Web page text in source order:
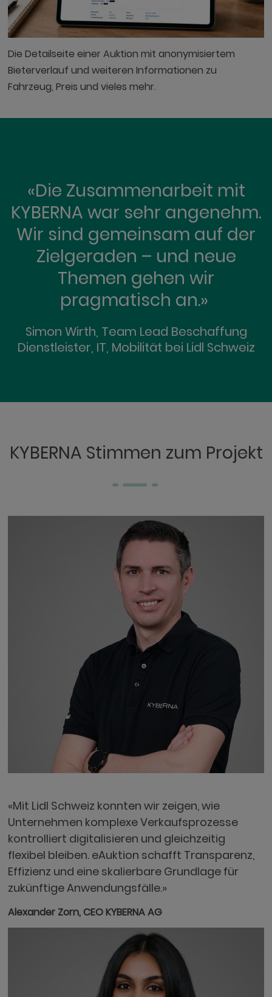
Die Detailseite einer Auktion mit anonymisiertem
Bieterverlauf und weiteren Informationen zu
Fahrzeug, Preis und vieles mehr.
«Die Zusammenarbeit mit
KYBERNA war sehr angenehm.
Wir sind gemeinsam auf der
Zielgeraden – und neue
Themen gehen wir
pragmatisch an.»
Simon Wirth, Team Lead Beschaffung
Dienstleister, IT, Mobilität bei Lidl Schweiz
KYBERNA Stimmen zum Projekt
«Mit Lidl Schweiz konnten wir zeigen, wie
Unternehmen komplexe Verkaufsprozesse
kontrolliert digitalisieren und gleichzeitig
flexibel bleiben. eAuktion schafft Transparenz,
Effizienz und eine skalierbare Grundlage für
zukünftige Anwendungsfälle.»
Alexander Zorn, CEO KYBERNA AG